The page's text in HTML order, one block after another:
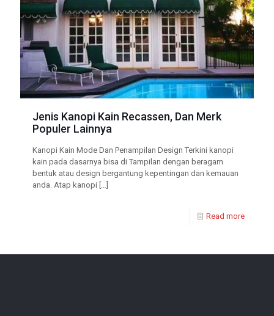
Jenis Kanopi Kain Recassen, Dan Merk
Populer Lainnya
Kanopi Kain Mode Dan Penampilan Design Terkini kanopi
kain pada dasarnya bisa di Tampilan dengan beragam
bentuk atau design bergantung kepentingan dan kemauan
anda. Atap kanopi […]
Read more